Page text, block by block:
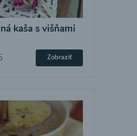
kaša s višňami
Zobraziť